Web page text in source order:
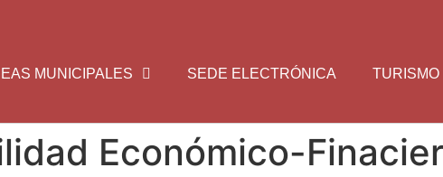
MUNICIPALES SEDE ELECTRÓNICA TURISMO
Económico-